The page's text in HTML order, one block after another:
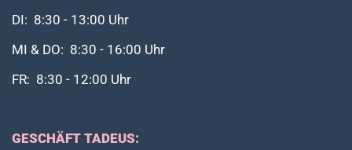
DI: 8:30 - 13:00 Uhr
MI & DO: 8:30 - 16:00 Uhr
FR: 8:30 - 12:00 Uhr
GESCHÄFT TADEUS: